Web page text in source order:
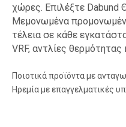
χώρες. Επιλέξτε Dabund
Μεμονωμένα
τέλεια σε κάθε
VRF, αντλίες θερμότητας
Ποιοτικά προϊόντα με
Ηρεμία με επαγγελματικές